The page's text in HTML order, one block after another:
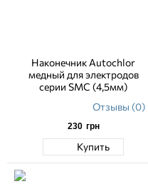
Наконечник Autochlor
медный для электродов
серии SMC (4,5мм)
Отзывы (0)
230 грн
Купить